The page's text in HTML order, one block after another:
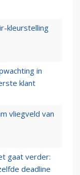
kleurstelling
in
klant
vliegveld van
gaat verder:
deadline